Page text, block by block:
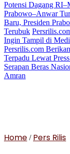
Potensi Dagang
Prabowo–Anwar
Baru, Presiden
Terubuk
Ingin Tampil di
Persrilis.com
Terpadu Lewat
Serapan Beras
Amran
Home / Pers Rilis